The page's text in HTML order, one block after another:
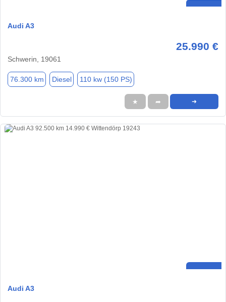
Audi A3
25.990 €
Schwerin, 19061
76.300 km Diesel 110 kw (150 PS)
★ ➦ ➜
Audi A3